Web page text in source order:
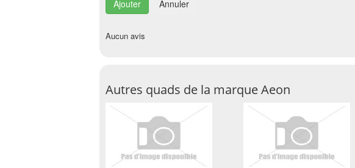
Annuler
Aucun avis
Autres quads de la marque Aeon